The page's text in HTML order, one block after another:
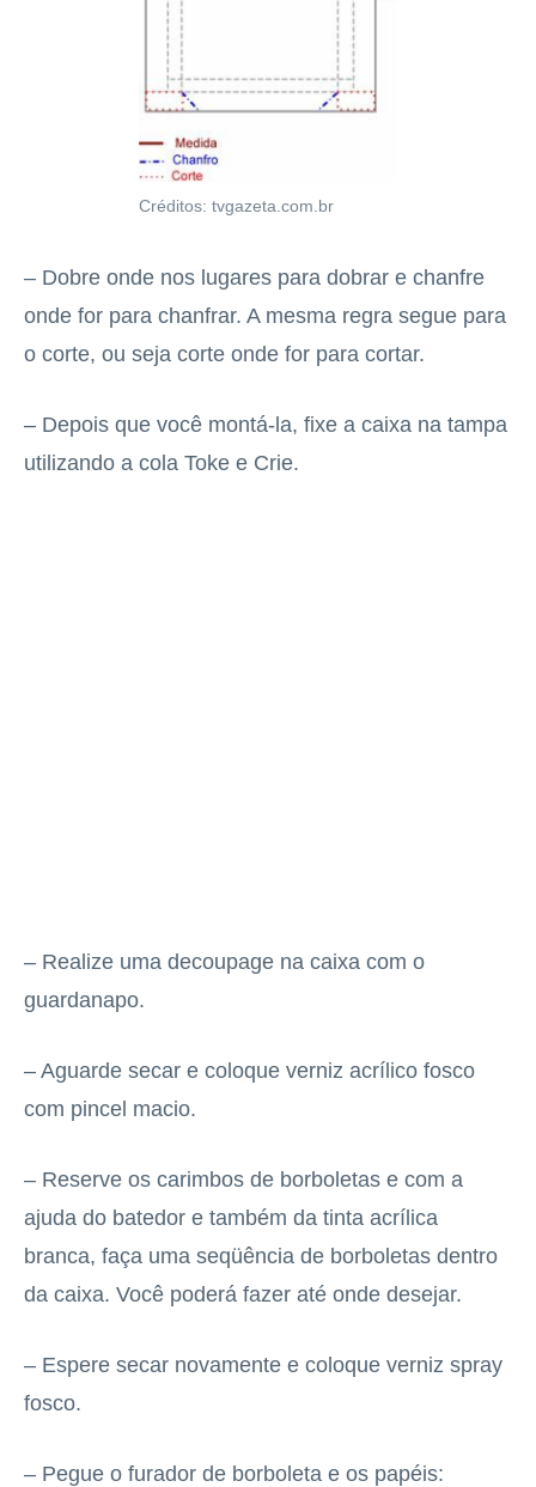
Créditos: tvgazeta.com.br
– Dobre onde nos lugares para dobrar e chanfre
onde for para chanfrar. A mesma regra segue para
o corte, ou seja corte onde for para cortar.
– Depois que você montá-la, fixe a caixa na tampa
utilizando a cola Toke e Crie.
– Realize uma decoupage na caixa com o
guardanapo.
– Aguarde secar e coloque verniz acrílico fosco
com pincel macio.
– Reserve os carimbos de borboletas e com a
ajuda do batedor e também da tinta acrílica
branca, faça uma seqüência de borboletas dentro
da caixa. Você poderá fazer até onde desejar.
– Espere secar novamente e coloque verniz spray
fosco.
– Pegue o furador de borboleta e os papéis: